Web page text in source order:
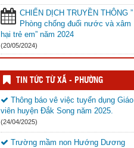
CHIẾN DỊCH TRUYỀN THÔNG ”
Phòng chống đuối nước và xâm
hại trẻ em” năm 2024
(20/05/2024)
TIN TỨC TỪ XÃ - PHƯỜNG
Thông báo vê việc tuyển dụng Giáo
viên huyện Đắk Song năm 2025.
(24/04/2025)
Trường mầm non Hướng Dương